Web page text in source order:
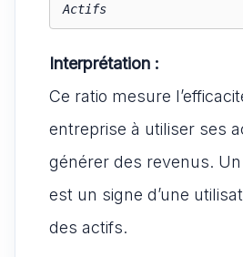
Actifs
Interprétation :
Ce ratio mesure
entreprise à utiliser ses
générer des revenus.
est un signe d’une
des actifs.